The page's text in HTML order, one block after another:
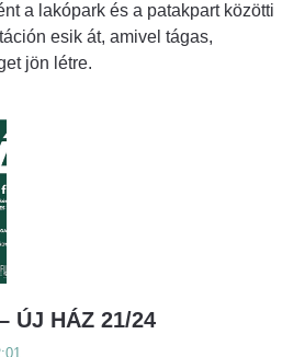
a lakópark és a patakpart közötti
esik át, amivel tágas,
jön létre.
ÚJ HÁZ 21/24